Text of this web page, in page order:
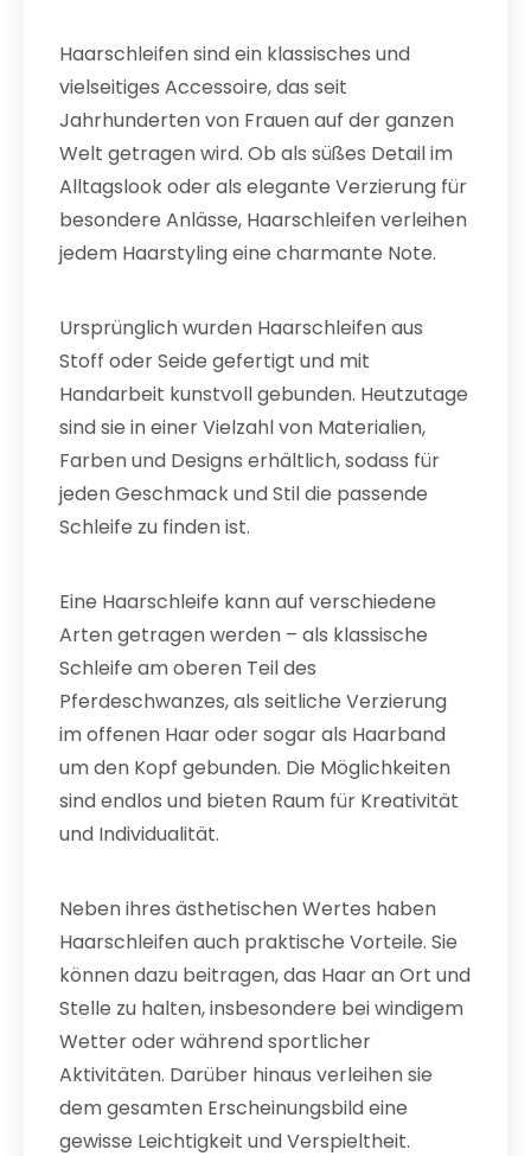
Haarschleifen sind ein klassisches und
vielseitiges Accessoire, das seit
Jahrhunderten von Frauen auf der ganzen
Welt getragen wird. Ob als süßes Detail im
Alltagslook oder als elegante Verzierung für
besondere Anlässe, Haarschleifen verleihen
jedem Haarstyling eine charmante Note.
Ursprünglich wurden Haarschleifen aus
Stoff oder Seide gefertigt und mit
Handarbeit kunstvoll gebunden. Heutzutage
sind sie in einer Vielzahl von Materialien,
Farben und Designs erhältlich, sodass für
jeden Geschmack und Stil die passende
Schleife zu finden ist.
Eine Haarschleife kann auf verschiedene
Arten getragen werden – als klassische
Schleife am oberen Teil des
Pferdeschwanzes, als seitliche Verzierung
im offenen Haar oder sogar als Haarband
um den Kopf gebunden. Die Möglichkeiten
sind endlos und bieten Raum für Kreativität
und Individualität.
Neben ihres ästhetischen Wertes haben
Haarschleifen auch praktische Vorteile. Sie
können dazu beitragen, das Haar an Ort und
Stelle zu halten, insbesondere bei windigem
Wetter oder während sportlicher
Aktivitäten. Darüber hinaus verleihen sie
dem gesamten Erscheinungsbild eine
gewisse Leichtigkeit und Verspieltheit.